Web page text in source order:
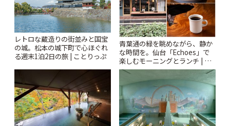
レトロな蔵造りの街並みと国宝
の城。松本の城下町で心ほぐれ
る週末1泊2日の旅 | ことりっぷ
青葉通の緑を眺めながら、静か
な時間を。仙台「Echoes」で
楽しむモーニングとランチ | こ
とりっぷ